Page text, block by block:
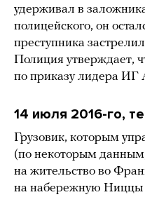
удерживал в
полицейского, он
преступника
Полиция утверждает,
по приказу лидера ИГ
14 июля 2016-го,
Грузовик, которым
(по некоторым
на жительство во
на набережную Ниццы